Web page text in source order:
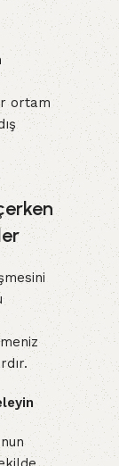
ortam